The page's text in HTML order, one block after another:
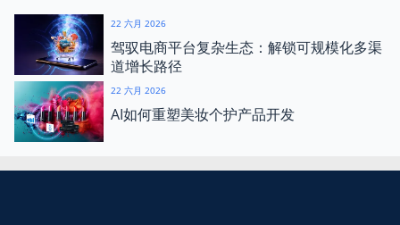
22 六月 2026
驾驭电商平台复杂生态：解锁可规模化多渠
道增长路径
22 六月 2026
AI如何重塑美妆个护产品开发